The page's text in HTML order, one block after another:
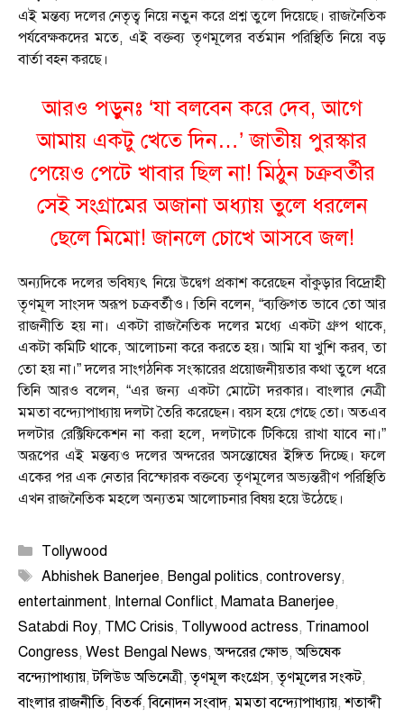
এই মন্তব্য দলের নেতৃত্ব নিয়ে নতুন করে প্রশ্ন তুলে দিয়েছে। রাজনৈতিক
পর্যবেক্ষকদের মতে, এই বক্তব্য তৃণমূলের বর্তমান পরিস্থিতি নিয়ে বড়
বার্তা বহন করছে।
আরও পড়ুনঃ ‘যা বলবেন করে দেব, আগে
আমায় একটু খেতে দিন…’ জাতীয় পুরস্কার
পেয়েও পেটে খাবার ছিল না! মিঠুন চক্রবর্তীর
সেই সংগ্রামের অজানা অধ্যায় তুলে ধরলেন
ছেলে মিমো! জানলে চোখে আসবে জল!
অন্যদিকে দলের ভবিষ্যৎ নিয়ে উদ্বেগ প্রকাশ করেছেন বাঁকুড়ার বিদ্রোহী
তৃণমূল সাংসদ অরূপ চক্রবর্তীও। তিনি বলেন, “ব্যক্তিগত ভাবে তো আর
রাজনীতি হয় না। একটা রাজনৈতিক দলের মধ্যে একটা গ্রুপ থাকে,
একটা কমিটি থাকে, আলোচনা করে করতে হয়। আমি যা খুশি করব, তা
তো হয় না।” দলের সাংগঠনিক সংস্কারের প্রয়োজনীয়তার কথা তুলে ধরে
তিনি আরও বলেন, “এর জন্য একটা মোটো দরকার। বাংলার নেত্রী
মমতা বন্দ্যোপাধ্যায় দলটা তৈরি করেছেন। বয়স হয়ে গেছে তো। অতএব
দলটার রেক্টিফিকেশন না করা হলে, দলটাকে টিকিয়ে রাখা যাবে না।”
অরূপের এই মন্তব্যও দলের অন্দরের অসন্তোষের ইঙ্গিত দিচ্ছে। ফলে
একের পর এক নেতার বিস্ফোরক বক্তব্যে তৃণমূলের অভ্যন্তরীণ পরিস্থিতি
এখন রাজনৈতিক মহলে অন্যতম আলোচনার বিষয় হয়ে উঠেছে।
Categories
Tollywood
Tags
Abhishek Banerjee, Bengal politics, controversy,
entertainment, Internal Conflict, Mamata Banerjee,
Satabdi Roy, TMC Crisis, Tollywood actress, Trinamool
Congress, West Bengal News,অন্দরের ক্ষোভ,অভিষেক
বন্দ্যোপাধ্যায়,টলিউড অভিনেত্রী,তৃণমূল কংগ্রেস,তৃণমূলের সংকট,
বাংলার রাজনীতি,বিতর্ক,বিনোদন সংবাদ,মমতা বন্দ্যোপাধ্যায়,শতাব্দী